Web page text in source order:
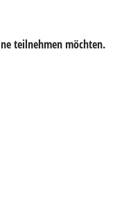
teilnehmen möchten.